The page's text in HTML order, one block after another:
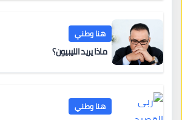
هنا وطني
ماذا يريد الليبيون؟
هنا وطني